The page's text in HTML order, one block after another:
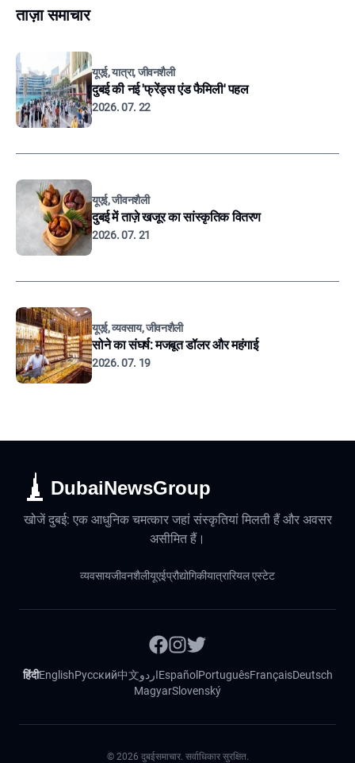
ताज़ा समाचार
यूएई, यात्रा, जीवनशैली
दुबई की नई 'फ्रेंड्स एंड फैमिली' पहल
2026. 07. 22
यूएई, जीवनशैली
दुबई में ताज़े खजूर का सांस्कृतिक वितरण
2026. 07. 21
यूएई, व्यवसाय, जीवनशैली
सोने का संघर्ष: मजबूत डॉलर और महंगाई
2026. 07. 19
DubaiNewsGroup
खोजें दुबई: एक आधुनिक चमत्कार जहां संस्कृतियां मिलती हैं और अवसर
असीमित हैं।
व्यवसायजीवनशैलीयूएईप्रौद्योगिकीयात्रारियल एस्टेट
हिंदीEnglishРусский中文اردوEspañol PortuguêsFrançaisDeutsch
MagyarSlovenský
© 2026 दुबईसमाचार. सर्वाधिकार सुरक्षित.